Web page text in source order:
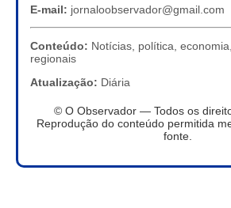
E-mail: jornaloobservador@gmail.com
Conteúdo: Notícias, política,
regionais
Atualização: Diária
© O Observador — Todos os
Reprodução do conteúdo permitida
fonte.